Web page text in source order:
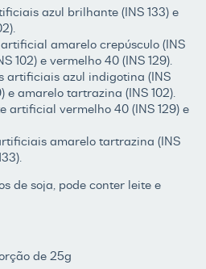
azul brilhante (INS 133) e
amarelo crepúsculo (INS
102) e vermelho 40 (INS 129).
artificiais azul indigotina (INS
e amarelo tartrazina (INS 102).
artificial vermelho 40 (INS 129) e
amarelo tartrazina (INS
de soja, pode conter leite e
de 25g